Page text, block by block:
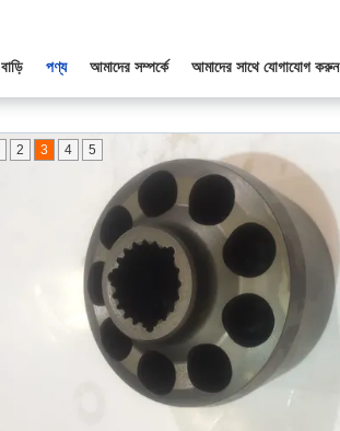
বাড়ি পণ্য আমাদের সম্পর্কে আমাদের সাথে যোগাযোগ করুন
2 3 4 5